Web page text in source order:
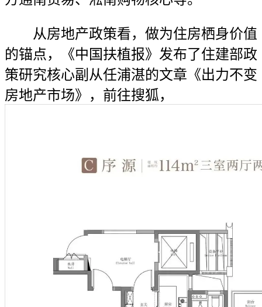
从房地产政策看，做为住房栖身价值
的锚点，《中国扶植报》发布了住建部政
策研究核心副从任浦湛的文章《出力不变
房地产市场》，前往搜狐，